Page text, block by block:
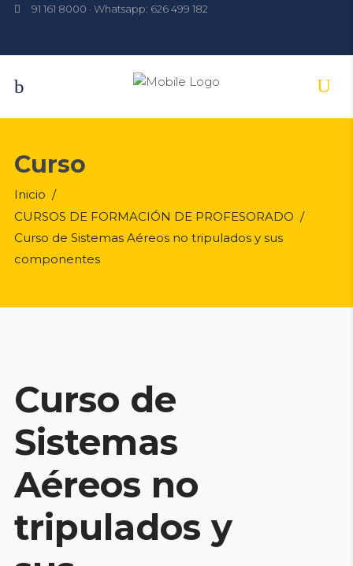
91 161 8000 · Whatsapp: 626 499 182
Curso
Inicio /
CURSOS DE FORMACIÓN DE PROFESORADO /
Curso de Sistemas Aéreos no tripulados y sus
componentes
Curso de
Sistemas
Aéreos no
tripulados y